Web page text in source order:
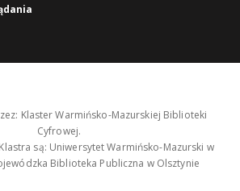
Klaster Warmińsko-Mazurskiej Biblioteki
Cyfrowej.
są: Uniwersytet Warmińsko-Mazurski w
Biblioteka Publiczna w Olsztynie